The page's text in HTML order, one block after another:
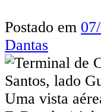
Postado em
Dantas